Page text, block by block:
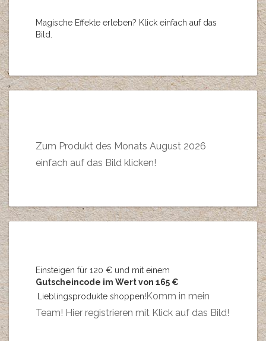
Magische Effekte erleben? Klick einfach auf das
Bild.
Zum Produkt des Monats August 2026
einfach auf das Bild klicken!
Einsteigen für 120 € und mit einem
Gutscheincode im Wert von 165 €
Lieblingsprodukte shoppen!Komm in mein
Team! Hier registrieren mit Klick auf das Bild!